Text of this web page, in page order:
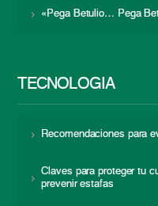
«Pega Betulio… Pega
TECNOLOGÍA
Recomendaciones para
Claves para proteger tu
prevenir estafas